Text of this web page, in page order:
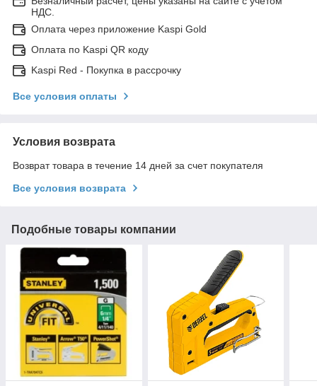
НДС.
Оплата через приложение Kaspi Gold
Оплата по Kaspi QR коду
Kaspi Red - Покупка в рассрочку
Все условия оплаты
Условия возврата
Возврат товара в течение 14 дней за счет покупателя
Все условия возврата
Подобные товары компании